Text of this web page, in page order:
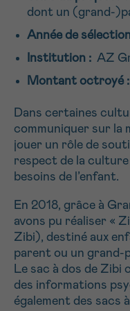
dont un (grand-
Année de
Institution : AZ
Montant octroyé :
Dans certaines
communiquer sur la
jouer un rôle de
respect de la
besoins de l’enfant.
En 2018, grâce à
avons pu réaliser «
Zibi), destiné aux
parent ou un grand-
Le sac à dos de
des informations
également des sacs
Je souhaite
En savoir plus
NOM
PRÉNOM
E-MAIL
VOTRE QUESTION
Je souhaite
16h-18h
Suivant